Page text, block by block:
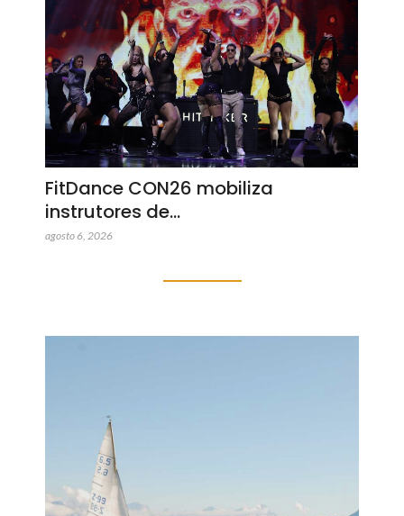
FitDance CON26 mobiliza
instrutores de…
agosto 6, 2026